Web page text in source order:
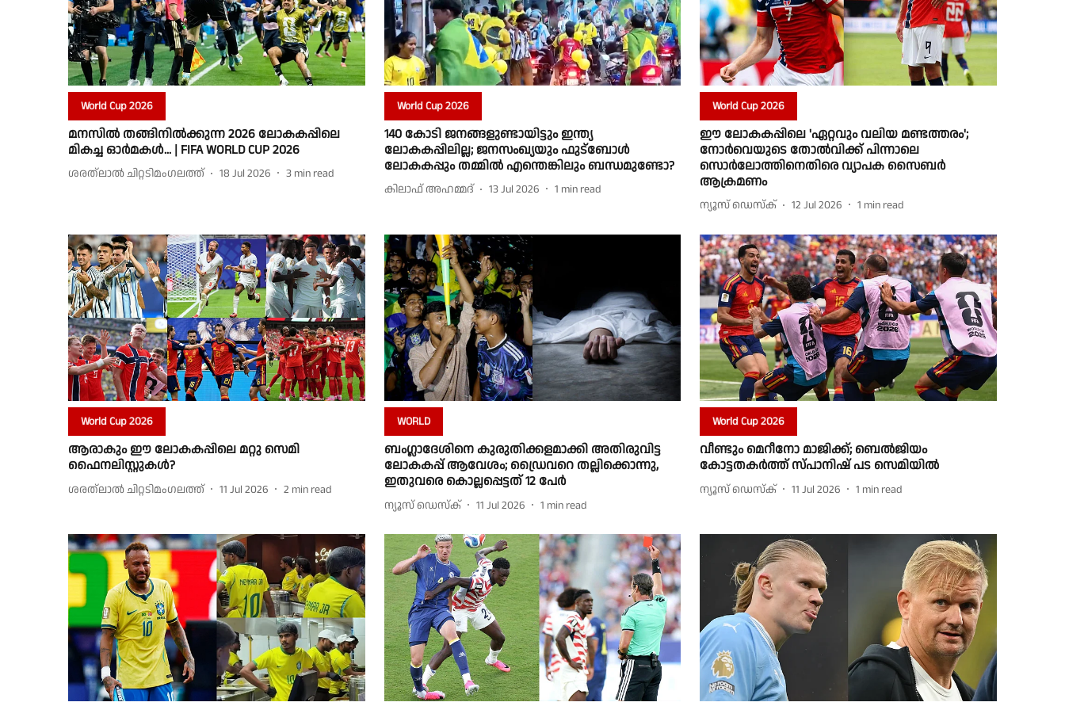
World Cup 2026
മനസിൽ തങ്ങിനിൽക്കുന്ന 2026 ലോകകപ്പിലെ
മികച്ച ഓർമകൾ... | FIFA WORLD CUP 2026
ശരത്‌ലാൽ ചിറ്റടിമംഗലത്ത് 18 Jul 2026 3 min read
World Cup 2026
140 കോടി ജനങ്ങളുണ്ടായിട്ടും ഇന്ത്യ
ലോകകപ്പിലില്ല; ജനസംഖ്യയും ഫുട്ബോൾ
ലോകകപ്പും തമ്മിൽ എന്തെങ്കിലും ബന്ധമുണ്ടോ?
കിലാഫ് അഹമ്മദ് 13 Jul 2026 1 min read
World Cup 2026
ഈ ലോകകപ്പിലെ 'ഏറ്റവും വലിയ മണ്ടത്തരം';
നോർവെയുടെ തോൽവിക്ക് പിന്നാലെ
സൊർലോത്തിനെതിരെ വ്യാപക സൈബർ
ആക്രമണം
ന്യൂസ് ഡെസ്ക് 12 Jul 2026 1 min read
World Cup 2026
ആരാകും ഈ ലോകകപ്പിലെ മറ്റു സെമി
ഫൈനലിസ്റ്റുകൾ?
ശരത്‌ലാൽ ചിറ്റടിമംഗലത്ത് 11 Jul 2026 2 min read
WORLD
ബംഗ്ലാദേശിനെ കുരുതിക്കളമാക്കി അതിരുവിട്ട
ലോകകപ്പ് ആവേശം; ഡ്രൈവറെ തല്ലിക്കൊന്നു,
ഇതുവരെ കൊല്ലപ്പെട്ടത് 12 പേര്‍
ന്യൂസ് ഡെസ്ക് 11 Jul 2026 1 min read
World Cup 2026
വീണ്ടും മെറീനോ മാജിക്ക്; ബെൽജിയം
കോട്ടതകർത്ത് സ്പാനിഷ് പട സെമിയിൽ
ന്യൂസ് ഡെസ്ക് 11 Jul 2026 1 min read